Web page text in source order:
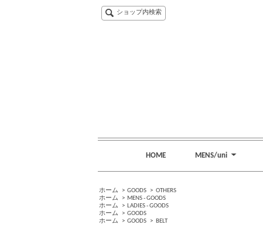
ショップ内検索
HOME MENS/uni
ホーム > GOODS > OTHERS
ホーム
> MENS - GOODS
ホーム
> LADIES - GOODS
ホーム
> GOODS
ホーム
> GOODS > BELT